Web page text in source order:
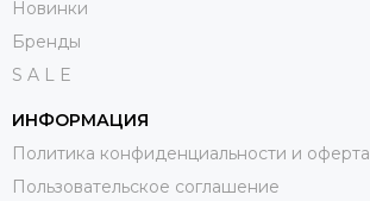
Новинки
Бренды
S A L E
ИНФОРМАЦИЯ
Политика конфиденциальности и оферта
Пользовательское соглашение